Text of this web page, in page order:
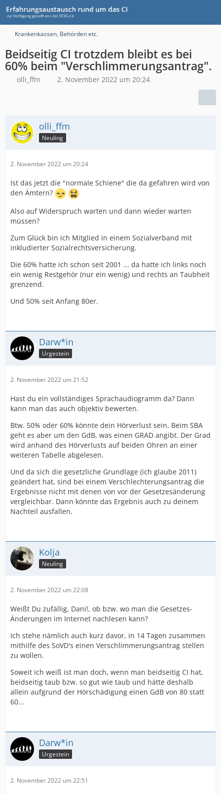
Krankenkassen, Behörden etc.
Beidseitig CI trotzdem bleibt es bei
60% beim "Verschlimmerungsantrag".
olli_ffm 2. November 2022 um 20:24
olli_ffm
Neuling
2. November 2022 um 20:24
Ist das jetzt die "normale Schiene" die da gefahren wird von
den Ämtern?
Also auf Widerspruch warten und dann wieder warten
müssen?
Zum Glück bin ich Mitglied in einem Sozialverband mit
inkludierter Sozialrechtsversicherung.
Die 60% hatte ich schon seit 2001 ... da hatte ich links noch
ein wenig Restgehör (nur ein wenig) und rechts an Taubheit
grenzend.
Und 50% seit Anfang 80er.
Darw*in
Urgestein
2. November 2022 um 21:52
Hast du ein vollständiges Sprachaudiogramm da? Dann
kann man das auch objektiv bewerten.
Btw. 50% oder 60% könnte dein Hörverlust sein. Beim SBA
geht es aber um den GdB, was einen GRAD angibt. Der Grad
wird anhand des Hörverlusts auf beiden Ohren an einer
weiteren Tabelle abgelesen.
Und da sich die gesetzliche Grundlage (ich glaube 2011)
geändert hat, sind bei einem Verschlechterungsantrag die
Ergebnisse nicht mit denen von vor der Gesetzesänderung
vergleichbar. Dann könnte das Ergebnis auch zu deinem
Nachteil ausfallen.
Kolja
Neuling
2. November 2022 um 22:08
Weißt Du zufällig, Dani!, ob bzw. wo man die Gesetzes-
Änderungen im Internet nachlesen kann?
Ich stehe nämlich auch kurz davor, in 14 Tagen zusammen
mithilfe des SoVD's einen Verschlimmerungsantrag stellen
zu wollen.
Soweit ich weiß ist man doch, wenn man beidseitig CI hat,
beidseitig taub bzw. so gut wie taub und hätte deshalb
allein aufgrund der Hörschädigung einen GdB von 80 statt
60...
Darw*in
Urgestein
2. November 2022 um 22:51